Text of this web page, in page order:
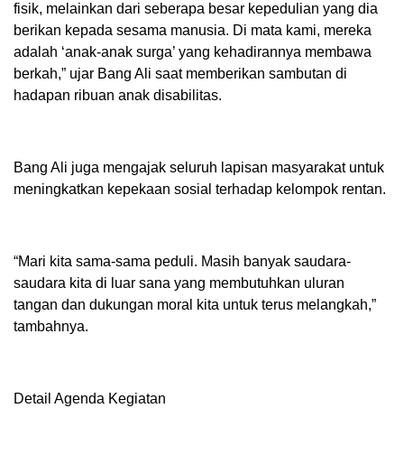
fisik, melainkan dari seberapa besar kepedulian yang dia
berikan kepada sesama manusia. Di mata kami, mereka
adalah ‘anak-anak surga’ yang kehadirannya membawa
berkah,” ujar Bang Ali saat memberikan sambutan di
hadapan ribuan anak disabilitas.
Bang Ali juga mengajak seluruh lapisan masyarakat untuk
meningkatkan kepekaan sosial terhadap kelompok rentan.
“Mari kita sama-sama peduli. Masih banyak saudara-
saudara kita di luar sana yang membutuhkan uluran
tangan dan dukungan moral kita untuk terus melangkah,”
tambahnya.
Detail Agenda Kegiatan